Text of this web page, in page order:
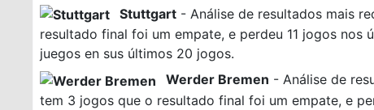
Stuttgart - Análise de resultados mais
resultado final foi um empate, e perdeu 11 jogos nos
juegos en sus últimos 20 jogos.
Werder Bremen - Análise de
tem 3 jogos que o resultado final foi um empate, e